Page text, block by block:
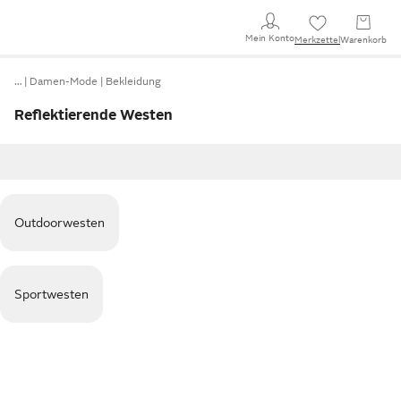
Mein KontoMerkzettel Warenkorb
… Damen-Mode Bekleidung
Reflektierende Westen
Outdoorwesten
Sportwesten